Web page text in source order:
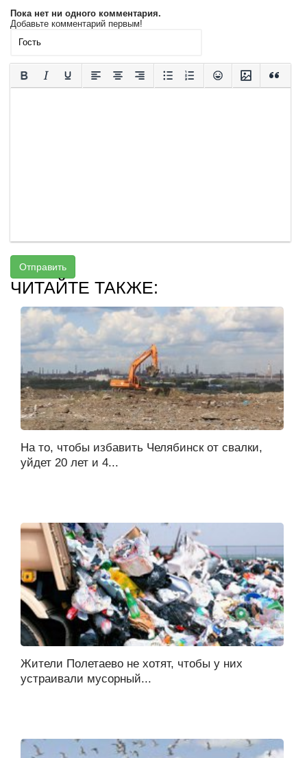
Пока нет ни одного комментария.
Добавьте комментарий первым!
Отправить
ЧИТАЙТЕ ТАКЖЕ:
На то, чтобы избавить Челябинск от свалки,
уйдет 20 лет и 4...
Жители Полетаево не хотят, чтобы у них
устраивали мусорный...